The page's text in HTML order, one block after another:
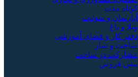
کوتاه مدت
آپارتمان و سوئیت
ویلا و باغ
دفتر کار و فضای آموزشی
ساخت و ساز
مشارکت در ساخت
پیش فروش